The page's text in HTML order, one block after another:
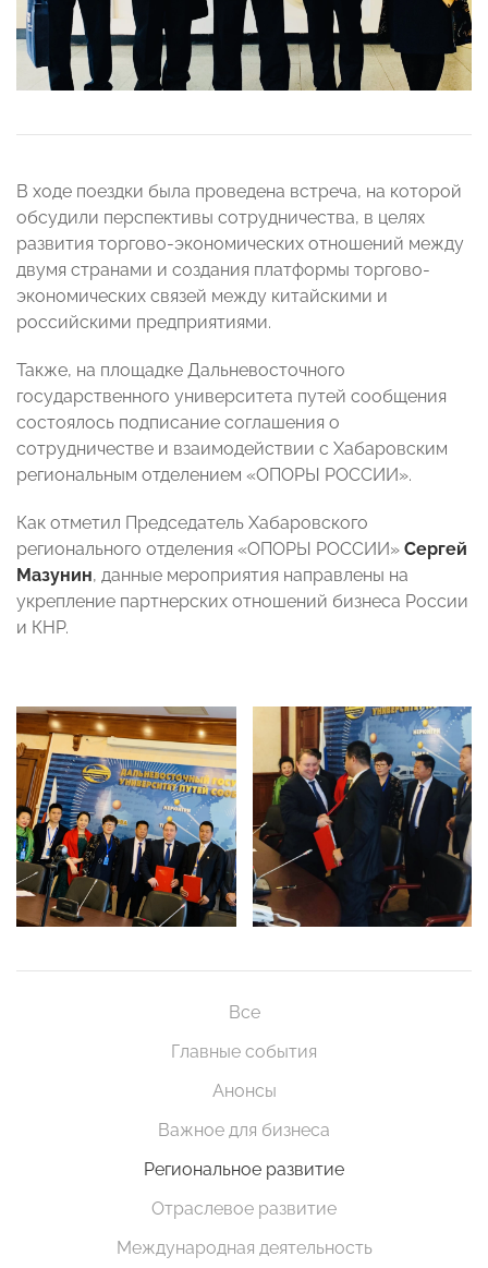
В ходе поездки была проведена встреча, на которой
обсудили перспективы сотрудничества, в целях
развития торгово-экономических отношений между
двумя странами и создания платформы торгово-
экономических связей между китайскими и
российскими предприятиями.
Также, на площадке Дальневосточного
государственного университета путей сообщения
состоялось подписание соглашения о
сотрудничестве и взаимодействии с Хабаровским
региональным отделением «ОПОРЫ РОССИИ».
Как отметил Председатель Хабаровского
регионального отделения «ОПОРЫ РОССИИ» Сергей
Мазунин, данные мероприятия направлены на
укрепление партнерских отношений бизнеса России
и КНР.
Все
Главные события
Анонсы
Важное для бизнеса
Региональное развитие
Отраслевое развитие
Международная деятельность